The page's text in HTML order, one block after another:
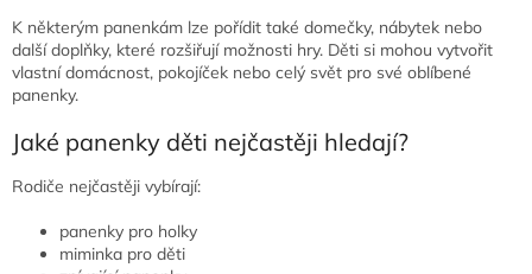
K některým panenkám lze pořídit také domečky, nábytek nebo
další doplňky, které rozšiřují možnosti hry. Děti si mohou vytvořit
vlastní domácnost, pokojíček nebo celý svět pro své oblíbené
panenky.
Jaké panenky děti nejčastěji hledají?
Rodiče nejčastěji vybírají:
panenky pro holky
miminka pro děti